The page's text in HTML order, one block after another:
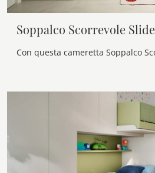
Soppalco Scorrevole Slide